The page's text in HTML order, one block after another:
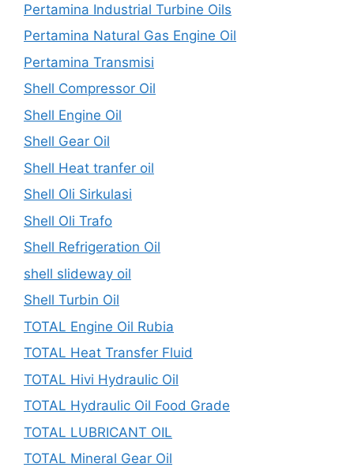
Pertamina Industrial Turbine Oils
Pertamina Natural Gas Engine Oil
Pertamina Transmisi
Shell Compressor Oil
Shell Engine Oil
Shell Gear Oil
Shell Heat tranfer oil
Shell Oli Sirkulasi
Shell Oli Trafo
Shell Refrigeration Oil
shell slideway oil
Shell Turbin Oil
TOTAL Engine Oil Rubia
TOTAL Heat Transfer Fluid
TOTAL Hivi Hydraulic Oil
TOTAL Hydraulic Oil Food Grade
TOTAL LUBRICANT OIL
TOTAL Mineral Gear Oil